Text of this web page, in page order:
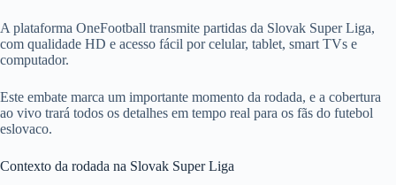
A plataforma OneFootball transmite partidas da Slovak Super Liga,
com qualidade HD e acesso fácil por celular, tablet, smart TVs e
computador.
Este embate marca um importante momento da rodada, e a cobertura
ao vivo trará todos os detalhes em tempo real para os fãs do futebol
eslovaco.
Contexto da rodada na Slovak Super Liga